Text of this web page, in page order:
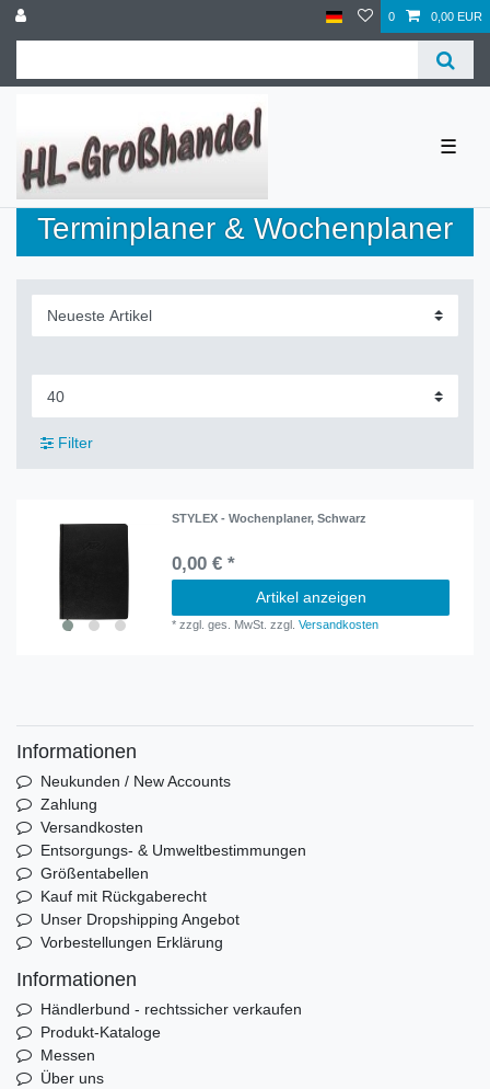
0 0,00 EUR
☰
Terminplaner & Wochenplaner
Filter
STYLEX - Wochenplaner, Schwarz
0,00 € *
Artikel anzeigen
*zzgl. ges. MwSt. zzgl.Versandkosten
Informationen
Neukunden / New Accounts
Zahlung
Versandkosten
Entsorgungs- & Umweltbestimmungen
Größentabellen
Kauf mit Rückgaberecht
Unser Dropshipping Angebot
Vorbestellungen Erklärung
Informationen
Händlerbund - rechtssicher verkaufen
Produkt-Kataloge
Messen
Über uns